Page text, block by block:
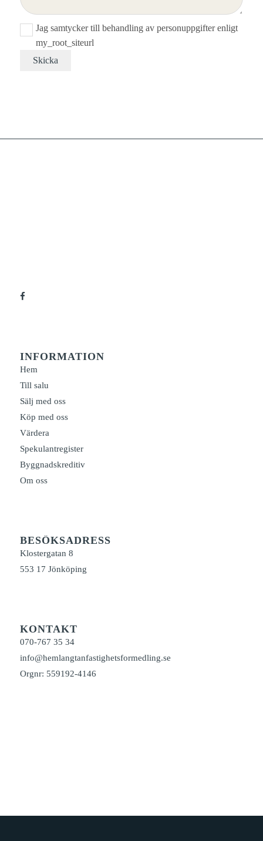
Jag samtycker till behandling av personuppgifter enligt
my_root_siteurl
INFORMATION
Hem
Till salu
Sälj med oss
Köp med oss
Värdera
Spekulantregister
Byggnadskreditiv
Om oss
BESÖKSADRESS
Klostergatan 8
553 17 Jönköping
KONTAKT
070-767 35 34
info@hemlangtanfastighetsformedling.se
Orgnr: 559192-4146